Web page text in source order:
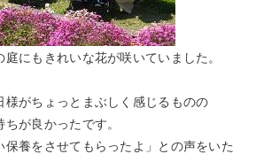
にもきれいな花が咲いていました。
様がちょっとまぶしく感じるものの
が良かったです。
保養をさせてもらったよ」との声をいた